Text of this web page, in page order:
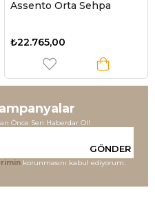
Assento Orta Sehpa
₺22.765,00
Önce Sen Haberdar Ol!
GÖNDER
korunmasını kabul ediyorum.